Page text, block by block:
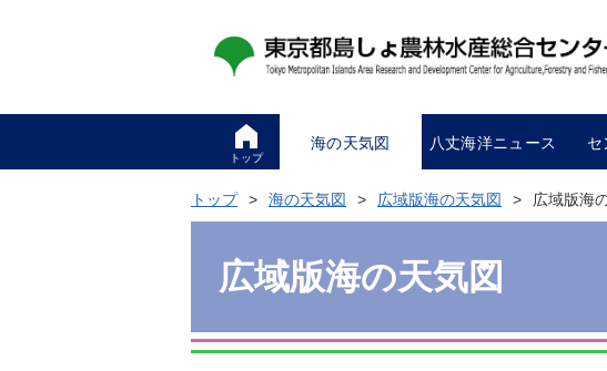
トップ
海の天気図 八丈海洋ニュース セ
トップ 海の天気図 広域版海の天気図 広域版海
広域版海の天気図